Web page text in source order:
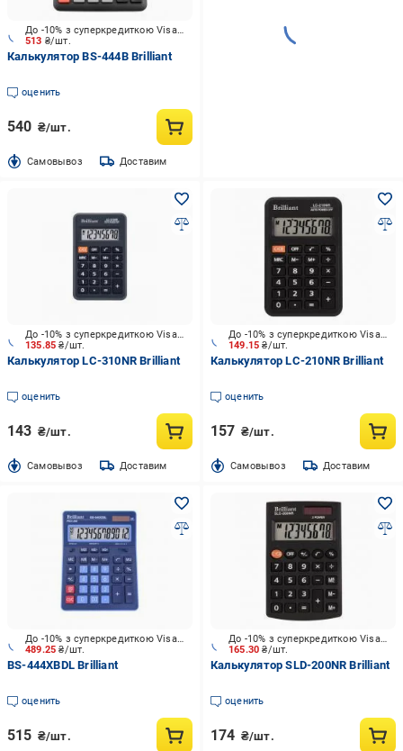
513 ₴/шт.
До -10% з суперкредиткою Visa Вигода
Калькулятор BS-444B Brilliant
оценить
540 ₴/шт.
Cамовывоз Доставим
135.85₴/шт.
До -10% з суперкредиткою Visa Вигода
Калькулятор LC-310NR Brilliant
оценить
143 ₴/шт.
Cамовывоз Доставим
149.15₴/шт.
До -10% з суперкредиткою Visa Вигода
Калькулятор LC-210NR Brilliant
оценить
157 ₴/шт.
Cамовывоз Доставим
489.25₴/шт.
До -10% з суперкредиткою Visa Вигода
BS-444XBDL Brilliant
оценить
515 ₴/шт.
165.30₴/шт.
До -10% з суперкредиткою Visa Вигода
Калькулятор SLD-200NR Brilliant
оценить
174 ₴/шт.